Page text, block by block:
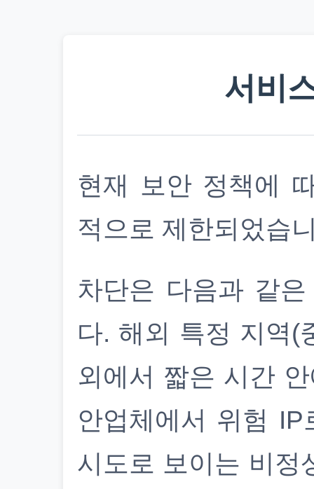
서비
현재 보안 정책에
적으로 제한되었습
차단은 다음과 같
다. 해외 특정 지역(
외에서 짧은 시간
안업체에서 위험
시도로 보이는 비정